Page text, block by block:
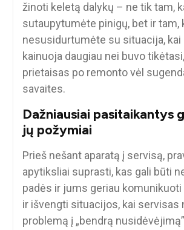
žinoti keletą dalykų – ne tik tam,
sutaupytumėte pinigų, bet ir tam,
nesusidurtumėte su situacija, kai
kainuoja daugiau nei buvo
prietaisas po remonto vėl
savaites.
Dažniausiai pasitaikantys
jų požymiai
Prieš nešant aparatą į servisą,
apytiksliai suprasti, kas gali būti
padės ir jums geriau
ir išvengti situacijos, kai servisas
problemą į „bendrą